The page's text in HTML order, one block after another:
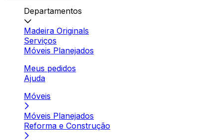
Departamentos
Madeira Originals
Serviços
Móveis Planejados
Meus pedidos
Ajuda
Móveis
Móveis Planejados
Reforma e Construção